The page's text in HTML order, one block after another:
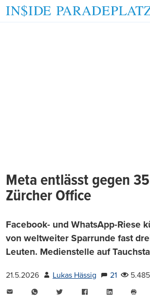
Meta entlässt gegen
Zürcher Office
Facebook- und WhatsApp-Riese
von weltweiter Sparrunde fast
Leuten. Medienstelle auf
21.5.2026 Lukas Hässig 21
5.485
WhatsAppTwitter FacebookLinkedIn